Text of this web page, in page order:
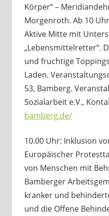
Körper“ –
Morgenroth. Ab 10
Aktive Mitte mit
„Lebensmittelretter“.
und fruchtige
Laden.
53, Bamberg.
Sozialarbeit e.V.,
bamberg.de/
10.00 Uhr: Inklusion
Europäischer
von Menschen mit
Bamberger
kranker und
und die Offene